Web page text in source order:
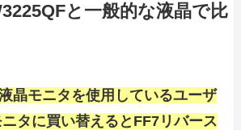
と一般的な液晶で比
晶モニタを使用しているユーザ
タに買い替えるとFF7リバース